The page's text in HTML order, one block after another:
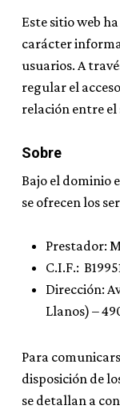
Este sitio web
carácter
usuarios. A
regular el
relación entre el
Sobre
Bajo el dominio
se ofrecen los
Prestador:
C.I.F.:
Dirección:
Llanos) –
Para
disposición de
se detallan a